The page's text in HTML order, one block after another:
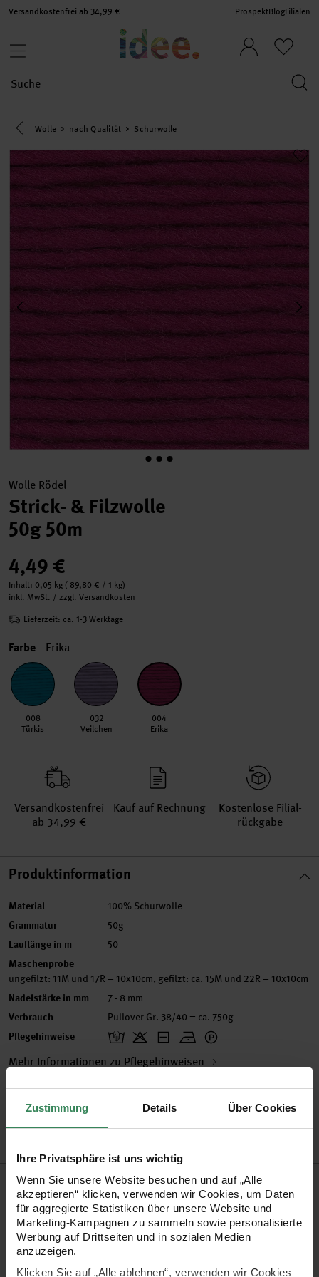
Zustimmung Details Über Cookies
Ihre Privatsphäre ist uns wichtig
Wenn Sie unsere Website besuchen und auf „Alle
akzeptieren“ klicken, verwenden wir Cookies, um Daten
für aggregierte Statistiken über unsere Website und
Marketing-Kampagnen zu sammeln sowie personalisierte
Werbung auf Drittseiten und in sozialen Medien
anzuzeigen.
Klicken Sie auf „Alle ablehnen“, verwenden wir Cookies
Versandkostenfrei ab 34,99 € ProspektBlogFilialen
Eine Kategorie zurück navigieren
Wolle nach Qualität Schurwolle
Wolle Rödel
Strick- & Filzwolle
50g 50m
4,49 €
Inhalt: 0,05 kg ( 89,80 € / 1 kg)
inkl. MwSt. / zzgl. Versandkosten
Lieferzeit: ca. 1-3 Werktage
Farbe Erika
008
Türkis
032
Veilchen
004
Erika
Versand­kosten­frei
ab 34,99 €
Kauf auf Rechnung
Kosten­lose Filial­
rückgabe
Produktinformation
Material 100% Schurwolle
Grammatur 50g
Lauflänge in m 50
Maschenprobe
ungefilzt: 11M und 17R = 10x10cm, gefilzt: ca. 15M und 22R = 10x10cm
Nadelstärke in mm 7 - 8 mm
Verbrauch Pullover Gr. 38/40 = ca. 750g
Pflegehinweise
Mehr Informationen zu Pflegehinweisen
Artikel-Nr.300031.004
Bestell-Nr.2071725
Produktbeschreibung
Die Strick- und Filzwolle ist ein Dochtgarn aus reiner
Merinowolle und kann ganz normal als superdicke Wolle für
alle Strickprojekte verwendet werden. Besonders ist sie aber